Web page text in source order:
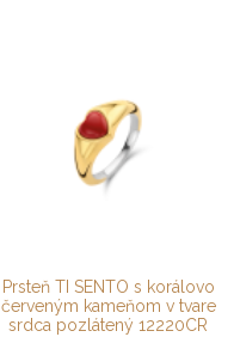
Prsteň TI SENTO s korálovo
červeným kameňom v tvare
srdca pozlátený 12220CR